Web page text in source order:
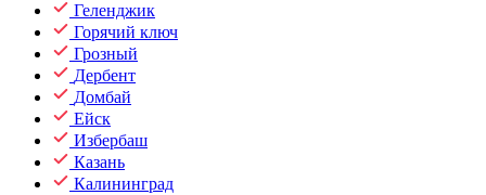
Геленджик
Горячий ключ
Грозный
Дербент
Домбай
Ейск
Избербаш
Казань
Калининград